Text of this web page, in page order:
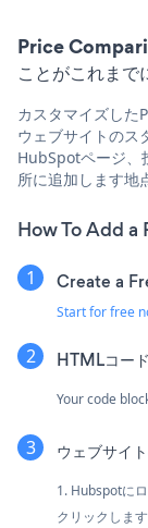
Price
ことがこれまで
カスタマイズした
ウェブサイトのス
HubSpotページ、
所に追加します地
How To Add
Create a
Start for free
HTMLコー
Your code
ウェブサイ
1. Hubspotに
クリックします